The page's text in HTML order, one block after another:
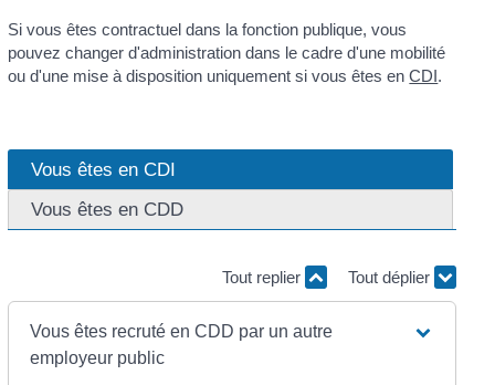
Si vous êtes contractuel dans la fonction publique, vous
pouvez changer d'administration dans le cadre d'une mobilité
ou d'une mise à disposition uniquement si vous êtes enCDI.
Vous êtes en CDI
Vous êtes en CDD
Tout replier Tout déplier
Vous êtes recruté en CDD par un autre
employeur public